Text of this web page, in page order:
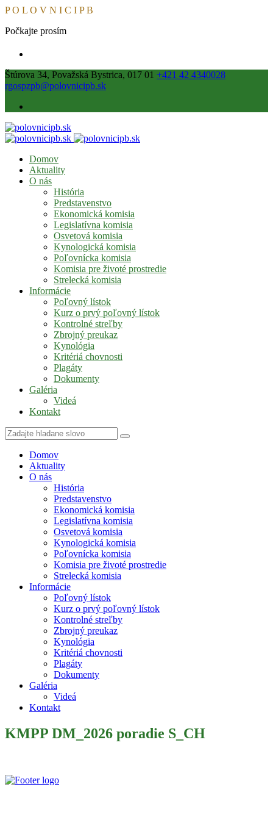
PO L O V N I C I PB
Počkajte prosím
Štúrova 34, Považská Bystrica, 017 01 +421 42 4340028
rgospzpb@polovnicipb.sk
Domov
Aktuality
O nás
História
Predstavenstvo
Ekonomická komisia
Legislatívna komisia
Osvetová komisia
Kynologická komisia
Poľovnícka komisia
Komisia pre životé prostredie
Strelecká komisia
Informácie
Poľovný lístok
Kurz o prvý poľovný lístok
Kontrolné streľby
Zbrojný preukaz
Kynológia
Kritériá chovnosti
Plagáty
Dokumenty
Galéria
Videá
Kontakt
Domov
Aktuality
O nás
História
Predstavenstvo
Ekonomická komisia
Legislatívna komisia
Osvetová komisia
Kynologická komisia
Poľovnícka komisia
Komisia pre životé prostredie
Strelecká komisia
Informácie
Poľovný lístok
Kurz o prvý poľovný lístok
Kontrolné streľby
Zbrojný preukaz
Kynológia
Kritériá chovnosti
Plagáty
Dokumenty
Galéria
Videá
Kontakt
KMPP DM_2026 poradie S_CH